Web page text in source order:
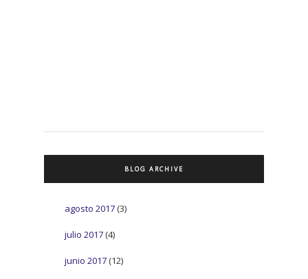
BLOG ARCHIVE
agosto 2017 (3)
julio 2017 (4)
junio 2017 (12)